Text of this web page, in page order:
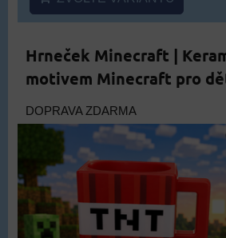
Hrneček Minecraft |
motivem Minecraft pro
DOPRAVA ZDARMA